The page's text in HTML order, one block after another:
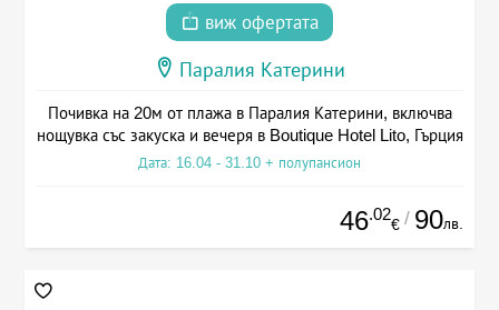
виж офертата
Паралия Катерини
Почивка на 20м от плажа в Паралия Катерини, включва
нощувка със закуска и вечеря в Boutique Hotel Lito, Гърция
Дата: 16.04 - 31.10 + полупансион
46.02
€ / 90лв.